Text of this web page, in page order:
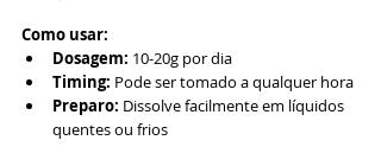
Como usar:
Dosagem: 10-20g por dia
Timing: Pode ser tomado a qualquer hora
Preparo: Dissolve facilmente em líquidos
quentes ou frios